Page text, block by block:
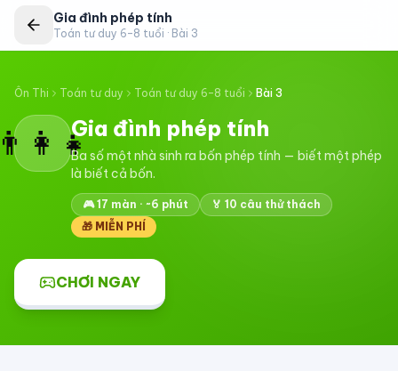
Gia đình phép tính
Toán tư duy 6–8 tuổi · Bài 3
Ôn Thi Toán tư duy Toán tư duy 6–8 tuổi Bài 3
Gia đình phép tính
Ba số một nhà sinh ra bốn phép tính — biết một phép
là biết cả bốn.
🎮17 màn · ~6 phút 🏅 10 câu thử thách
🎁 MIỄN PHÍ
CHƠI NGAY